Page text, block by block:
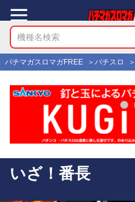
パチマガスロマガFREE パチスロ
いざ！番長